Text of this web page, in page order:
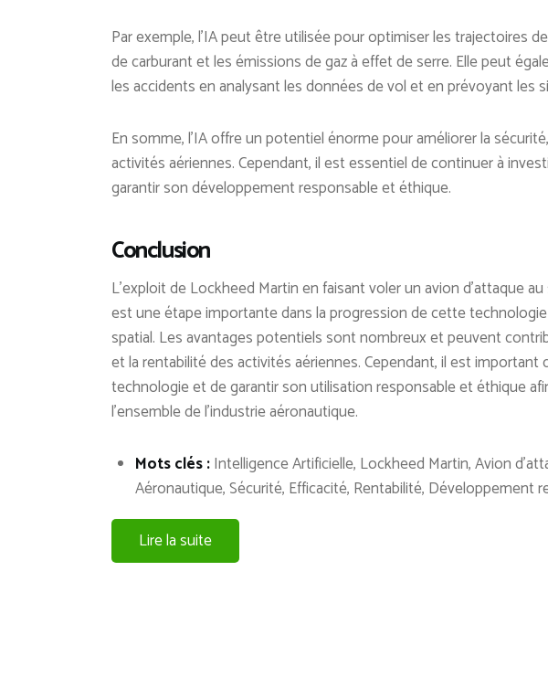
Par exemple, l’IA peut être utilisée pour optimiser les trajectoires
de carburant et les émissions de gaz à effet de serre. Elle peut
les accidents en analysant les données de vol et en prévoyant les
En somme, l’IA offre un potentiel énorme pour améliorer la
activités aériennes. Cependant, il est essentiel de continuer à
garantir son développement responsable et éthique.
Conclusion
L’exploit de Lockheed Martin en faisant voler un avion d’attaque
est une étape importante dans la progression de cette
spatial. Les avantages potentiels sont nombreux et peuvent
et la rentabilité des activités aériennes. Cependant, il est
technologie et de garantir son utilisation responsable et éthique
l’ensemble de l’industrie aéronautique.
Mots clés :Intelligence Artificielle, Lockheed Martin, Avion
Aéronautique, Sécurité, Efficacité, Rentabilité, Développement
Lire la suite